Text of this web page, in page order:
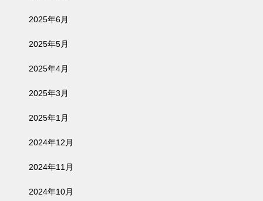
2025年6月
2025年5月
2025年4月
2025年3月
2025年1月
2024年12月
2024年11月
2024年10月